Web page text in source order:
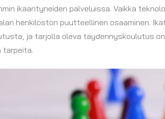
ikääntyneiden palveluissa. Vaikka
henkilöstön puutteellinen osaaminen.
ja tarjolla oleva täydennyskoulutus
tarpeita.